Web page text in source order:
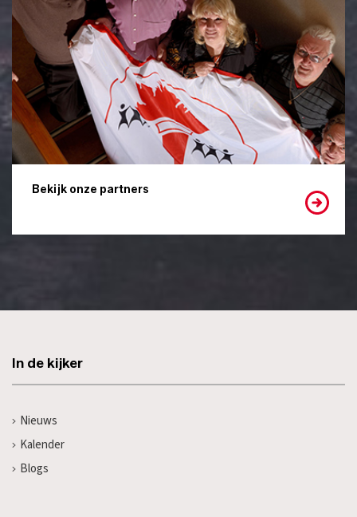
Bekijk onze partners
In de kijker
Nieuws
Kalender
Blogs